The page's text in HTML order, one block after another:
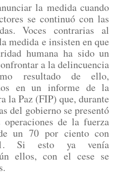
la medida cuando
se continuó con las
Voces contrarias al
medida e insisten en que
humana ha sido un
a la delincuencia
resultado de ello,
en un informe de la
la Paz (FIP) que, durante
del gobierno se presentó
operaciones de la fuerza
un 70 por ciento con
Si esto ya venía
ellos, con el cese se